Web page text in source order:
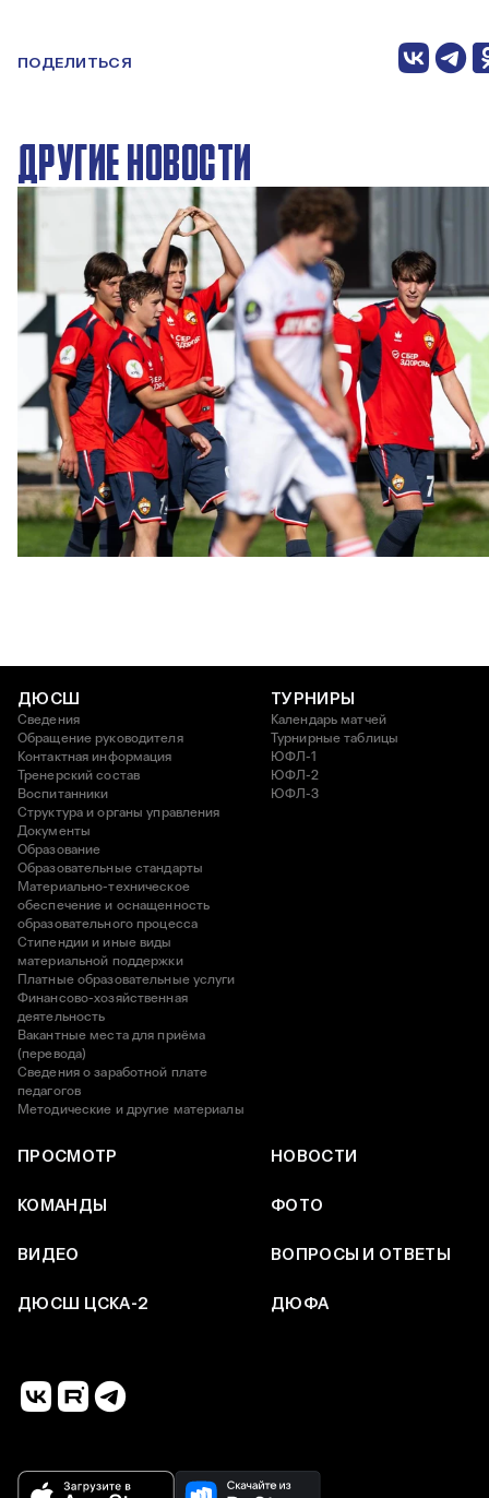
ПОДЕЛИТЬСЯ
ДРУГИЕ НОВОСТИ
ЮФЛ: Московское дерби на «Октябре»
3 АВГУСТА 2026 14:15
ДЮСШ
Сведения
Обращение руководителя
Контактная информация
Тренерский состав
Воспитанники
Структура и органы управления
Документы
Образование
Образовательные стандарты
Материально-техническое
обеспечение и оснащенность
образовательного процесса
Стипендии и иные виды
материальной поддержки
Платные образовательные услуги
Финансово-хозяйственная
деятельность
Вакантные места для приёма
(перевода)
Сведения о заработной плате
педагогов
Методические и другие материалы
ТУРНИРЫ
Календарь матчей
Турнирные таблицы
ЮФЛ-1
ЮФЛ-2
ЮФЛ-3
ПРОСМОТР НОВОСТИ
КОМАНДЫ ФОТО
ВИДЕО ВОПРОСЫ И ОТВЕТЫ
ДЮСШ ЦСКА-2 ДЮФА